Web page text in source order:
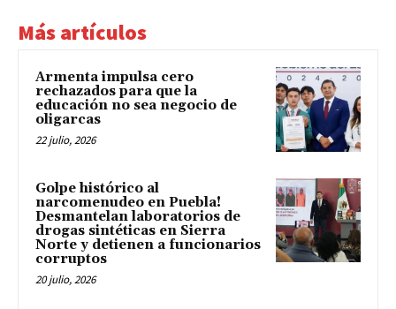
Más artículos
Armenta impulsa cero
rechazados para que la
educación no sea negocio de
oligarcas
22 julio, 2026
Golpe histórico al
narcomenudeo en Puebla!
Desmantelan laboratorios de
drogas sintéticas en Sierra
Norte y detienen a funcionarios
corruptos
20 julio, 2026